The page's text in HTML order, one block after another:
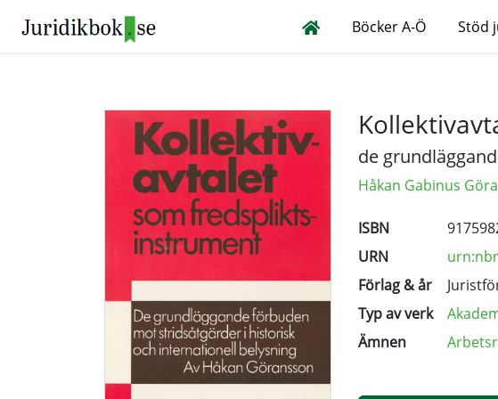
Böcker A-Ö Stöd
de
Håkan Gabinus
ISBN
URN
Förlag & år
Typ av verk
Ämnen